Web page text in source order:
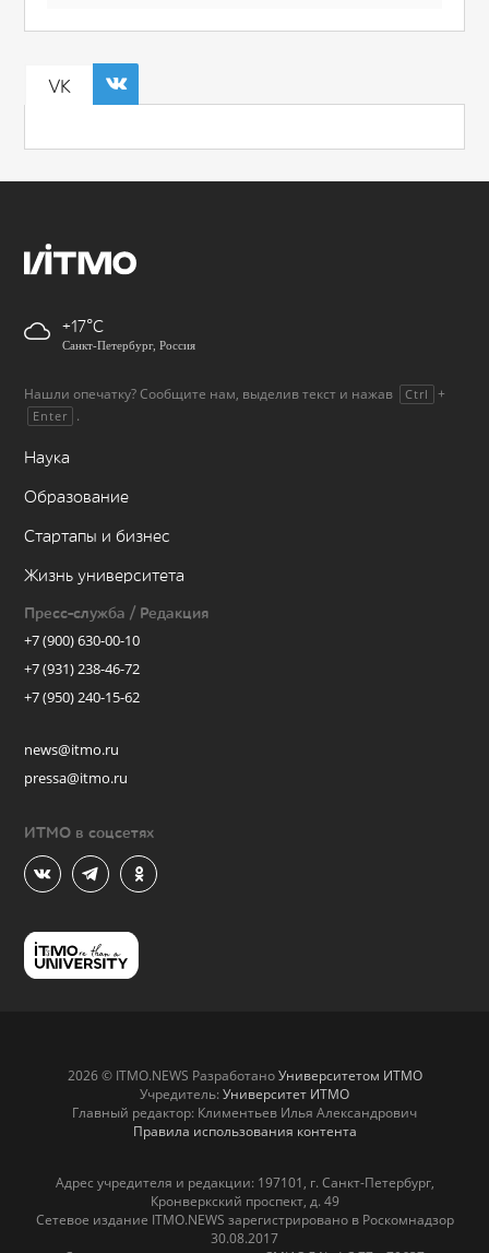
VK
+17
Санкт-Петербург, Россия
Нашли опечатку? Сообщите нам, выделив текст и нажав Ctrl +
Enter .
Наука
Образование
Стартапы и бизнес
Жизнь университета
Пресс-служба / Редакция
+7 (900) 630-00-10
+7 (931) 238-46-72
+7 (950) 240-15-62
news@itmo.ru
pressa@itmo.ru
ИТМО в соцсетях
2026 © ITMO.NEWS РазработаноУниверситетом ИТМО
Учредитель: Университет ИТМО
Главный редактор: Климентьев Илья Александрович
Правила использования контента
Адрес учредителя и редакции: 197101, г. Санкт-Петербург,
Кронверкский проспект, д. 49
Сетевое издание ITMO.NEWS зарегистрировано в Роскомнадзор
30.08.2017